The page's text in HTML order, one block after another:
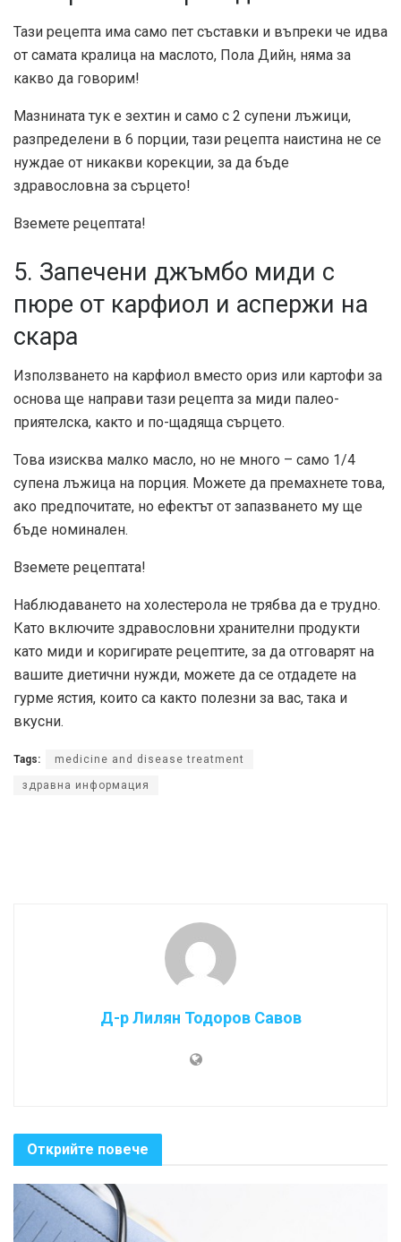
Тази рецепта има само пет съставки и въпреки че идва
от самата кралица на маслото, Пола Дийн, няма за
какво да говорим!
Мазнината тук е зехтин и само с 2 супени лъжици,
разпределени в 6 порции, тази рецепта наистина не се
нуждае от никакви корекции, за да бъде
здравословна за сърцето!
Вземете рецептата!
5. Запечени джъмбо миди с
пюре от карфиол и аспержи на
скара
Използването на карфиол вместо ориз или картофи за
основа ще направи тази рецепта за миди палео-
приятелска, както и по-щадяща сърцето.
Това изисква малко масло, но не много – само 1/4
супена лъжица на порция. Можете да премахнете това,
ако предпочитате, но ефектът от запазването му ще
бъде номинален.
Вземете рецептата!
Наблюдаването на холестерола не трябва да е трудно.
Като включите здравословни хранителни продукти
като миди и коригирате рецептите, за да отговарят на
вашите диетични нужди, можете да се отдадете на
гурме ястия, които са както полезни за вас, така и
вкусни.
Tags: medicine and disease treatment
здравна информация
Д-р Лилян Тодоров Савов
Открийте повече